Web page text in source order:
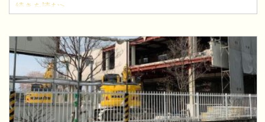
今回は、群馬県桐生市にて工場の仮囲いを行いました。
はこちらへ≫
続きを読む>